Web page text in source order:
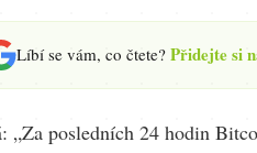
Líbí se vám, co čtete? Přidejte si
„Za posledních 24 hodin